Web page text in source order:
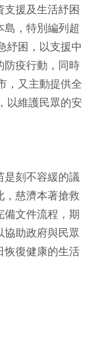
援及生活紓困
島，特別編列超
紓困，以支援中
防疫行動，同時
，又主動提供全
以維護民眾的安
是刻不容緩的議
，慈濟本著搶救
備文件流程，期
協助政府與民眾
恢復健康的生活